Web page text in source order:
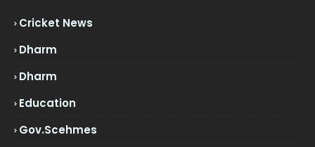
Cricket News
Dharm
Dharm
Education
Gov.scehmes